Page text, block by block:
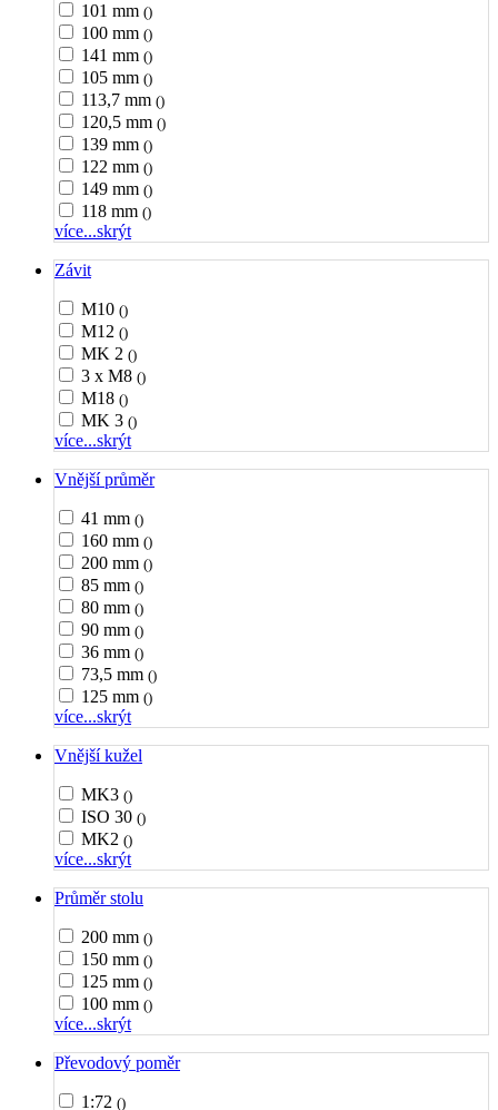
101 mm ()
100 mm ()
141 mm ()
105 mm ()
113,7 mm ()
120,5 mm ()
139 mm ()
122 mm ()
149 mm ()
118 mm ()
více...skrýt
Závit
M10 ()
M12 ()
MK 2 ()
3 x M8 ()
M18 ()
MK 3 ()
více...skrýt
Vnější průměr
41 mm ()
160 mm ()
200 mm ()
85 mm ()
80 mm ()
90 mm ()
36 mm ()
73,5 mm ()
125 mm ()
více...skrýt
Vnější kužel
MK3 ()
ISO 30 ()
MK2 ()
více...skrýt
Průměr stolu
200 mm ()
150 mm ()
125 mm ()
100 mm ()
více...skrýt
Převodový poměr
1:72 ()